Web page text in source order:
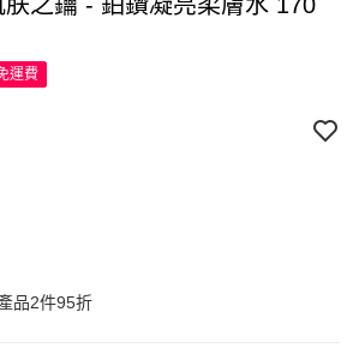
運費
品2件95折